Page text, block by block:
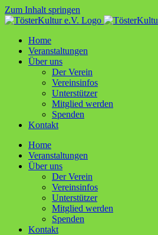
Zum Inhalt springen
Home
Ver­an­stal­tun­gen
Über uns
Der Ver­ein
Ver­ein­sin­fos
Unter­stüt­zer
Mit­glied werden
Spen­den
Kon­takt
Home
Ver­an­stal­tun­gen
Über uns
Der Ver­ein
Ver­ein­sin­fos
Unter­stüt­zer
Mit­glied werden
Spen­den
Kon­takt